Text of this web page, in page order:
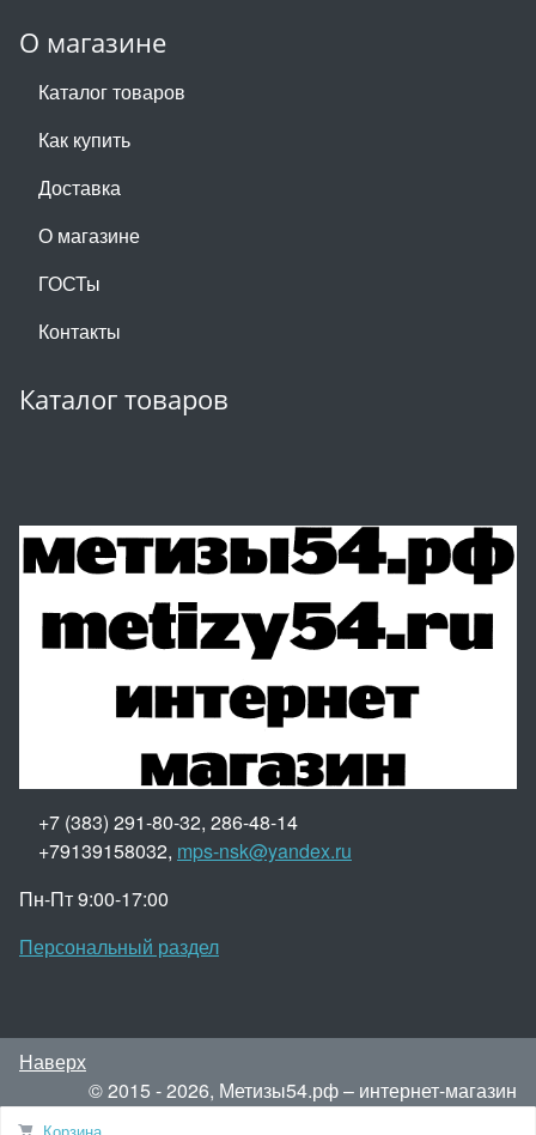
О магазине
Каталог товаров
Как купить
Доставка
О магазине
ГОСТы
Контакты
Каталог товаров
+7 (383) 291-80-32, 286-48-14
+79139158032, mps-nsk@yandex.ru
Пн-Пт 9:00-17:00
Персональный раздел
Наверх
© 2015 - 2026, Метизы54.рф – интернет-магазин